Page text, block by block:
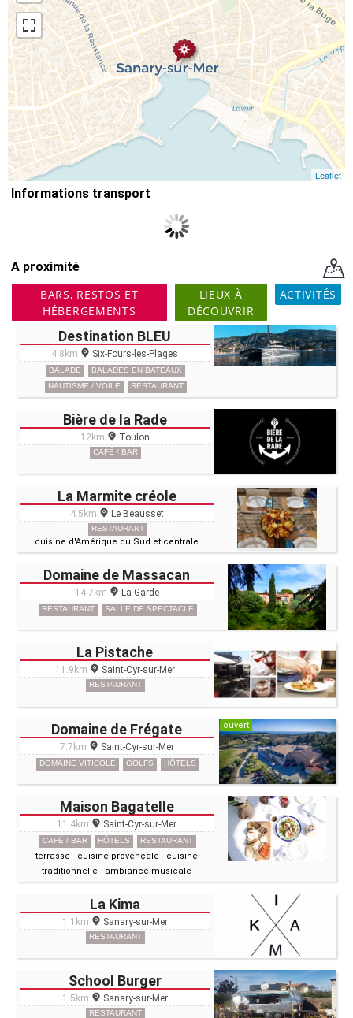
Leaflet
Informations transport
A proximité
BARS, RESTOS ET
HÉBERGEMENTS
LIEUX À
DÉCOUVRIR
ACTIVITÉS
Destination BLEU
4.8km Six-Fours-les-Plages
BALADE
BALADES EN BATEAUX
NAUTISME / VOILE
RESTAURANT
Bière de la Rade
12km Toulon
CAFÉ / BAR
La Marmite créole
4.5km Le Beausset
RESTAURANT
cuisine d'Amérique du Sud et centrale
Domaine de Massacan
14.7km La Garde
RESTAURANT SALLE DE SPECTACLE
La Pistache
11.9km Saint-Cyr-sur-Mer
RESTAURANT
Domaine de Frégate
7.7km Saint-Cyr-sur-Mer
DOMAINE VITICOLE GOLFS HÔTELS
ouvert
Maison Bagatelle
11.4km Saint-Cyr-sur-Mer
CAFÉ / BAR HÔTELS RESTAURANT
terrasse - cuisine provençale - cuisine
traditionnelle - ambiance musicale
La Kima
1.1km Sanary-sur-Mer
RESTAURANT
School Burger
1.5km Sanary-sur-Mer
RESTAURANT